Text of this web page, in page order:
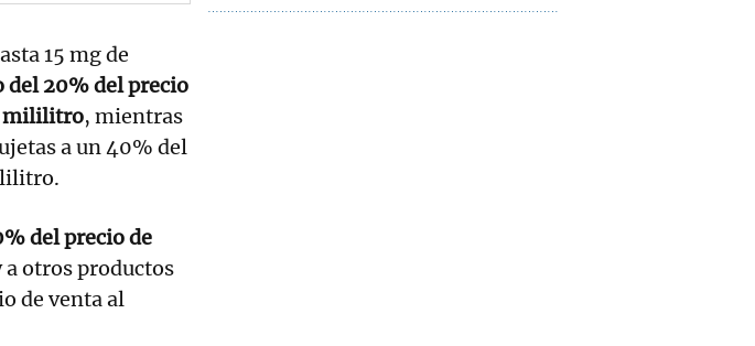
15 mg de
20% del precio
mililitro, mientras
a un 40% del
del precio de
a otros productos
de venta al